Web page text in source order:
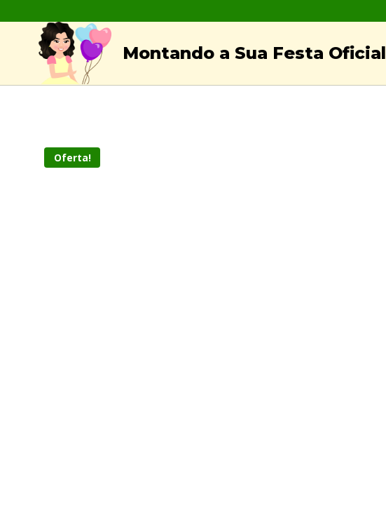
content
Montando a Sua Festa Oficial
Oferta!